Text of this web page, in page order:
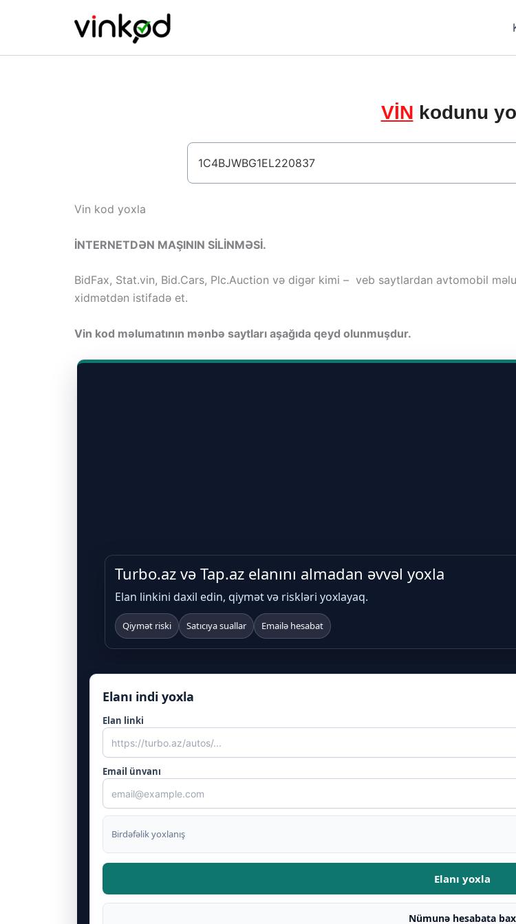
VİN kodunu
Vin kod yoxla
İNTERNETDƏN MAŞININ SİLİNMƏSİ.
BidFax, Stat.vin, Bid.Cars, Plc.Auction və digər kimi – veb saytlardan avtomobil
xidmətdən istifadə et.
Vin kod məlumatının mənbə saytları aşağıda qeyd olunmuşdur.
Turbo.az və Tap.az elanını almadan əvvəl yoxla
Elan linkini daxil edin, qiymət və riskləri yoxlayaq.
Qiymət riski Satıcıya suallar Emailə hesabat
Elanı indi yoxla
Elan linki
Email ünvanı
Birdəfəlik yoxlanış
Elanı yoxla
Nümunə hesabata bax